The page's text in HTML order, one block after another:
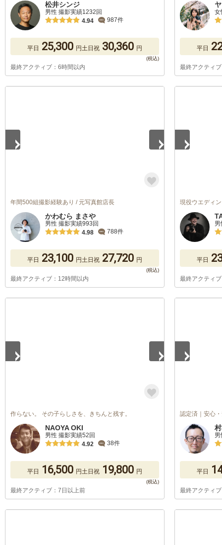
松井シンジ
男性 撮影実績1232回
4.94
987件
平日 25,300 円土日祝 30,360 円
最終アクティブ：6時間以内
女
平日
最終アクティ
年間500組撮影経験あり / 元写真館店長
かわむら まさや
男性 撮影実績993回
4.98
788件
平日 23,100 円土日祝 27,720 円
最終アクティブ：12時間以内
現役ウエディ
平日
最終アクティ
作らない。 その子らしさを、きちんと残す。
NAOYA OKI
男性 撮影実績52回
4.92
38件
平日 16,500 円土日祝 19,800 円
最終アクティブ：7日以上前
認定済｜安心
平日
最終アクティ